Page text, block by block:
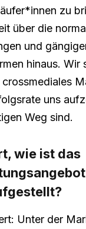
zu
über die
und
hinaus. Wir
uns
Weg sind.
wie ist das
Unter der